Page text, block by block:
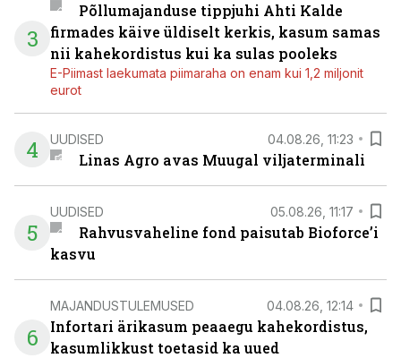
3
Põllumajanduse tippjuhi Ahti Kalde
firmades käive üldiselt kerkis, kasum samas
nii kahekordistus kui ka sulas pooleks
E-Piimast laekumata piimaraha on enam kui 1,2 miljonit
eurot
4 UUDISED 04.08.26, 11:23
Linas Agro avas Muugal viljaterminali
5
UUDISED 05.08.26, 11:17
Rahvusvaheline fond paisutab Bioforce’i
kasvu
6
MAJANDUSTULEMUSED 04.08.26, 12:14
Infortari ärikasum peaaegu kahekordistus,
kasumlikkust toetasid ka uued